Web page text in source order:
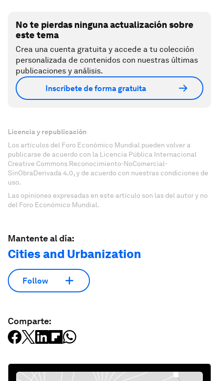
No te pierdas ninguna actualización sobre
este tema
Crea una cuenta gratuita y accede a tu colección
personalizada de contenidos con nuestras últimas
publicaciones y análisis.
Inscríbete de forma gratuita
Licencia y republicación
Los artículos del Foro Económico Mundial pueden volver a
publicarse de acuerdo con la Licencia Pública Internacional
Creative Commons Reconocimiento-NoComercial-
SinObraDerivada 4.0, y de acuerdo con nuestras condiciones de
uso.
Las opiniones expresadas en este artículo son las del autor y no
del Foro Económico Mundial.
Mantente al día:
Cities and Urbanization
Follow
Comparte: